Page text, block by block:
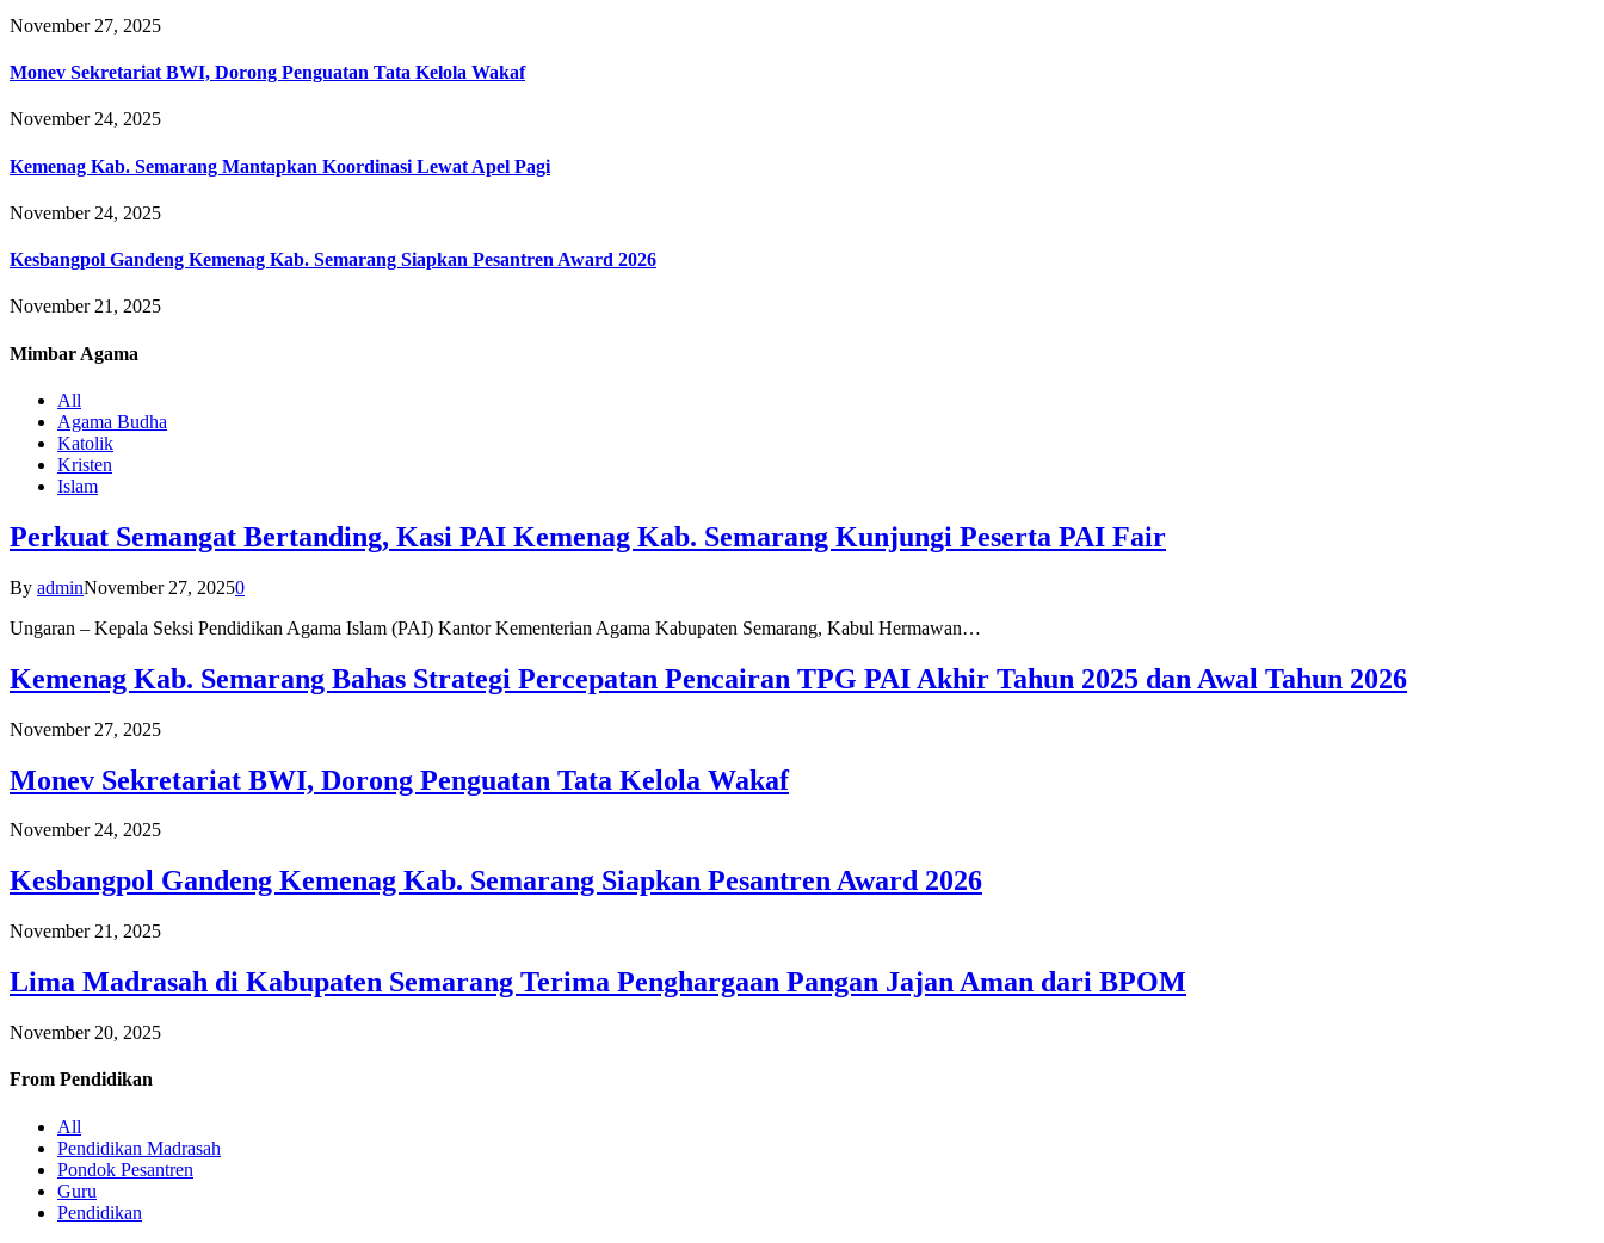
November 27, 2025
Monev Sekretariat BWI, Dorong Penguatan Tata Kelola Wakaf
November 24, 2025
Kemenag Kab. Semarang Mantapkan Koordinasi Lewat Apel Pagi
November 24, 2025
Kesbangpol Gandeng Kemenag Kab. Semarang Siapkan Pesantren Award 2026
November 21, 2025
Mimbar Agama
All
Agama Budha
Katolik
Kristen
Islam
Perkuat Semangat Bertanding, Kasi PAI Kemenag Kab. Semarang Kunjungi Peserta PAI Fair
By adminNovember 27, 20250
Ungaran – Kepala Seksi Pendidikan Agama Islam (PAI) Kantor Kementerian Agama Kabupaten Semarang, Kabul Hermawan…
Kemenag Kab. Semarang Bahas Strategi Percepatan Pencairan TPG PAI Akhir Tahun 2025 dan Awal Tahun 2026
November 27, 2025
Monev Sekretariat BWI, Dorong Penguatan Tata Kelola Wakaf
November 24, 2025
Kesbangpol Gandeng Kemenag Kab. Semarang Siapkan Pesantren Award 2026
November 21, 2025
Lima Madrasah di Kabupaten Semarang Terima Penghargaan Pangan Jajan Aman dari BPOM
November 20, 2025
From Pendidikan
All
Pendidikan Madrasah
Pondok Pesantren
Guru
Pendidikan